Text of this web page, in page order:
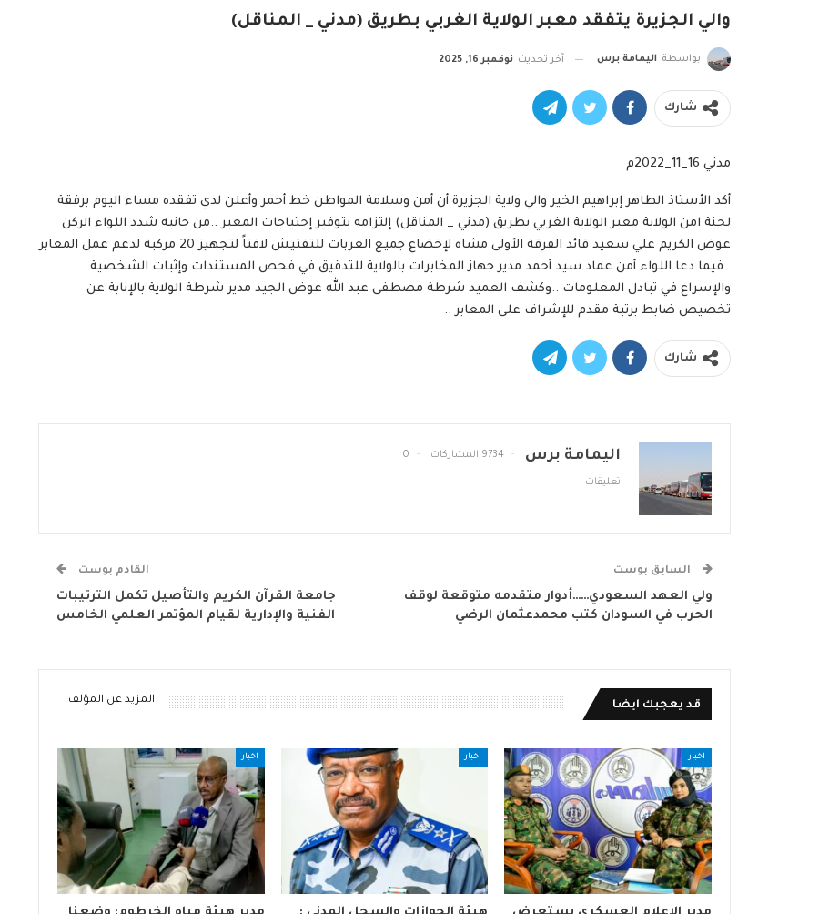
والي الجزيرة يتفقد معبر الولاية الغربي بطريق (مدني _ المناقل)
بواسطة اليمامة برس آخر تحديث نوفمبر 16, 2025
شارك
مدني 16_11_2022م
أكد الأستاذ الطاهر إبراهيم الخير والي ولاية الجزيرة أن أمن وسلامة المواطن خط أحمر وأعلن لدي تفقده مساء اليوم برفقة
لجنة امن الولاية معبر الولاية الغربي بطريق (مدني _ المناقل) إلتزامه بتوفير إحتياجات المعبر ..من جانبه شدد اللواء الركن
عوض الكريم علي سعيد قائد الفرقة الأولى مشاه لإخضاع جميع العربات للتفتيش لافتاً لتجهيز 20 مركبة لدعم عمل المعابر
..فيما دعا اللواء أمن عماد سيد أحمد مدير جهاز المخابرات بالولاية للتدقيق في فحص المستندات وإثبات الشخصية
والإسراع في تبادل المعلومات ..وكشف العميد شرطة مصطفى عبد الله عوض الجيد مدير شرطة الولاية بالإنابة عن
تخصيص ضابط برتبة مقدم للإشراف على المعابر ..
شارك
اليمامة برس 9734 المشاركات 0
تعليقات
السابق بوست
ولي العهد السعودي……أدوار متقدمه متوقعة لوقف
الحرب في السودان كتب محمدعثمان الرضي
القادم بوست
جامعة القرآن الكريم والتأصيل تكمل الترتيبات
الفنية والإدارية لقيام المؤتمر العلمي الخامس
قد يعجبك ايضا المزيد عن المؤلف
اخبار اخبار اخبار